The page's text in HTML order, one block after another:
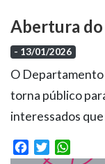
Abertura do
- 13/01/2026
O Departamento
torna público
interessados
Facebook
Twitter